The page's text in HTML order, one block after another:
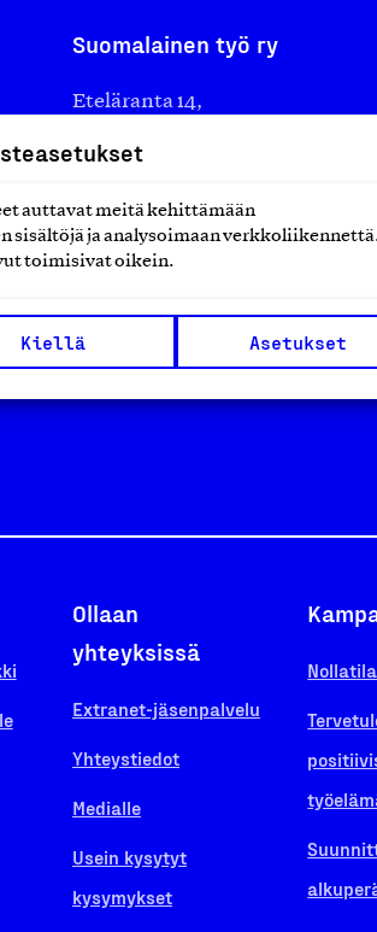
auttavat meitä kehittämään
sisältöjä ja analysoimaan
toimisivat oikein.
Kiellä Asetukset
ja
Suomalainen työ ry
Eteläranta 14,
laskutus@suomalainentyo.fi
Ollaan
yhteyksissä
Extranet-jäsenpalvelu
Yhteystiedot
Medialle
Usein kysytyt
kysymykset